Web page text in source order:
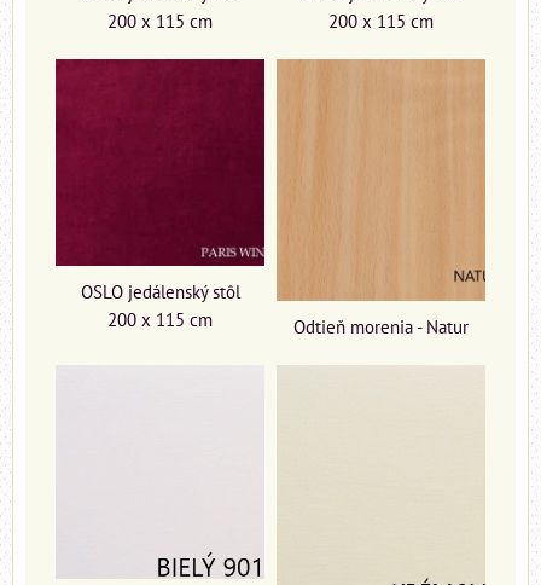
200 x 115 cm
200 x 115 cm
OSLO jedálenský stôl
200 x 115 cm
Odtieň morenia - Natur